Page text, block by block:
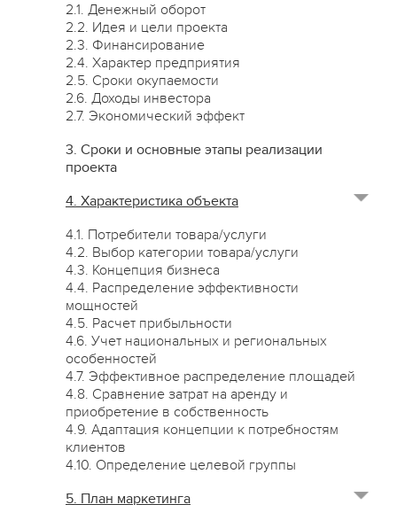
2.1. Денежный оборот
2.2. Идея и цели проекта
2.3. Финансирование
2.4. Характер предприятия
2.5. Сроки окупаемости
2.6. Доходы инвестора
2.7. Экономический эффект
3. Сроки и основные этапы реализации
проекта
4. Характеристика объекта
4.1. Потребители товара/услуги
4.2. Выбор категории товара/услуги
4.3. Концепция бизнеса
4.4. Распределение эффективности
мощностей
4.5. Расчет прибыльности
4.6. Учет национальных и региональных
особенностей
4.7. Эффективное распределение площадей
4.8. Сравнение затрат на аренду и
приобретение в собственность
4.9. Адаптация концепции к потребностям
клиентов
4.10. Определение целевой группы
5. План маркетинга